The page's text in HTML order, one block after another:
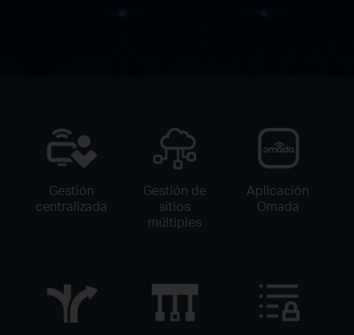
Gestión
centralizada
Gestión de
sitios
múltiples
Aplicación
Omada